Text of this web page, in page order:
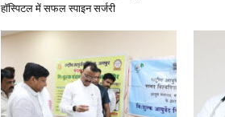
हॉस्पिटल में सफल स्पाइन सर्जरी